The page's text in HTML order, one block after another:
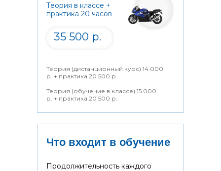
Теория в классе +
практика 20 часов
35 500 р.
Теория (дистанционный курс) 14 000
р. + практика 20 500 р.
Теория (обучение в классе) 15 000
р. + практика 20 500 р.
Что входит в обучение
Продолжительность каждого